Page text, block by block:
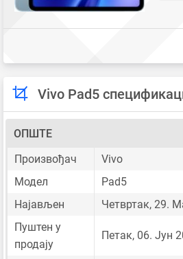
Vivo Pad5
ОПШТЕ
Произвођач
Vivo
Модел
Pad5
Најављен
Четвртак, 29.
Пуштен у
продају
Петак, 06. Јун